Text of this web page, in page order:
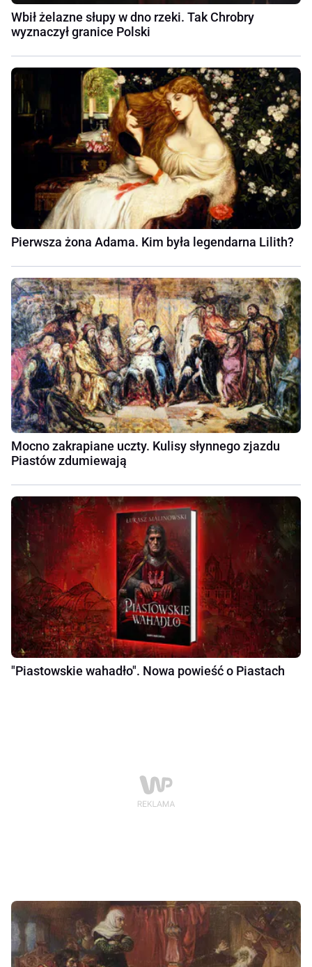
Wbił żelazne słupy w dno rzeki. Tak Chrobry
wyznaczył granice Polski
Pierwsza żona Adama. Kim była legendarna Lilith?
Mocno zakrapiane uczty. Kulisy słynnego zjazdu
Piastów zdumiewają
"Piastowskie wahadło". Nowa powieść o Piastach